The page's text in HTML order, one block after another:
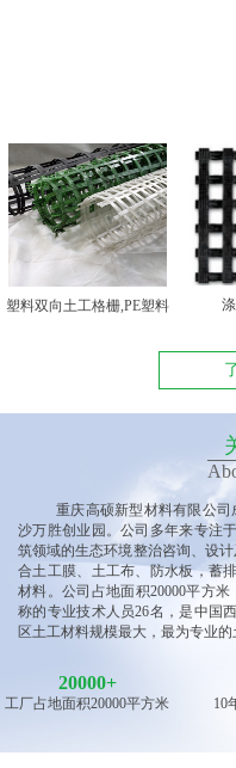
塑料双向土工格栅,PE塑料
重庆高硕新型材料有限公司
沙万胜创业园 。公司多年来专注
筑领域的生态环境整治咨询、设
合土工膜、土工布、防水板，蓄
材料。公司占地面积20000平方
称的专业技术人员26名，是中国
区土工材料规模最大，最为专业的
20000+
工厂占地面积20000平方米 10